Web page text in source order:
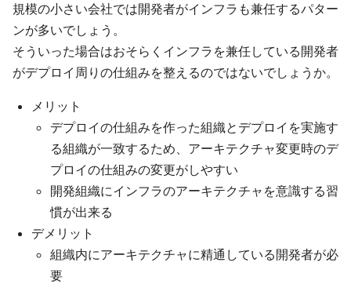
規模の小さい会社では開発者がインフラも兼任するパター
ンが多いでしょう。
そういった場合はおそらくインフラを兼任している開発者
がデプロイ周りの仕組みを整えるのではないでしょうか。
メリット
デプロイの仕組みを作った組織とデプロイを実施す
る組織が一致するため、アーキテクチャ変更時のデ
プロイの仕組みの変更がしやすい
開発組織にインフラのアーキテクチャを意識する習
慣が出来る
デメリット
組織内にアーキテクチャに精通している開発者が必
要